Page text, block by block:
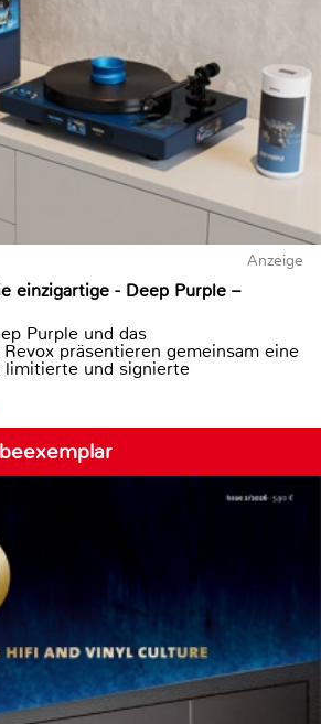
Anzeige
einzigartige - Deep Purple –
Purple und das
präsentieren gemeinsam eine
und signierte